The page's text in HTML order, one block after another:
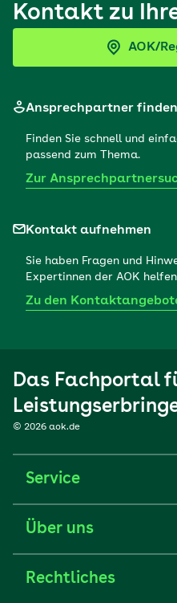
Kontakt zu
AOK/
Ansprechpartner finden
Finden Sie schnell und
passend zum Thema.
Zur
Kontakt aufnehmen
Sie haben Fragen und
Expertinnen der AOK
Zu den
Das Fachportal
© 2026 aok.de
Service
Über uns
Rechtliches